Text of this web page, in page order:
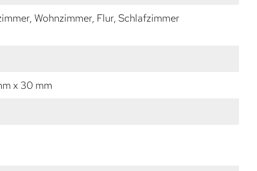
Wohnzimmer, Flur, Schlafzimmer
x 30 mm